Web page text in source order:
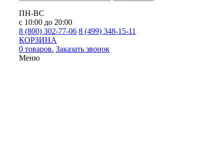
ПН-ВС
с 10:00 до 20:00
8 (800) 302-77-06 8 (499) 348-15-11
КОРЗИНА
0 товаров. Заказать звонок
Меню